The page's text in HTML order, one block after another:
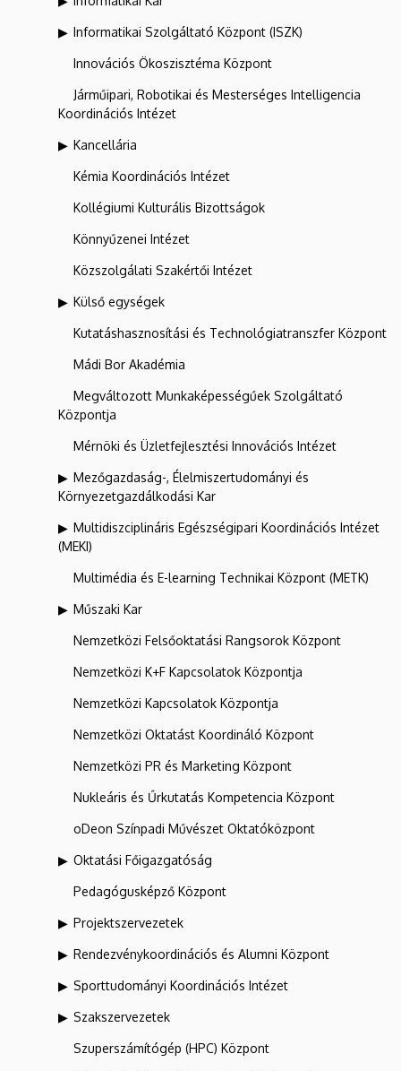
Informatikai Szolgáltató Központ (ISZK)
Innovációs Ökoszisztéma Központ
Járműipari, Robotikai és Mesterséges Intelligencia
Koordinációs Intézet
Kancellária
Kémia Koordinációs Intézet
Kollégiumi Kulturális Bizottságok
Könnyűzenei Intézet
Közszolgálati Szakértői Intézet
Külső egységek
Kutatáshasznosítási és Technológiatranszfer Központ
Mádi Bor Akadémia
Megváltozott Munkaképességűek Szolgáltató
Központja
Mérnöki és Üzletfejlesztési Innovációs Intézet
Mezőgazdaság-, Élelmiszertudományi és
Környezetgazdálkodási Kar
Multidiszciplináris Egészségipari Koordinációs Intézet
(MEKI)
Multimédia és E-learning Technikai Központ (METK)
Műszaki Kar
Nemzetközi Felsőoktatási Rangsorok Központ
Nemzetközi K+F Kapcsolatok Központja
Nemzetközi Kapcsolatok Központja
Nemzetközi Oktatást Koordináló Központ
Nemzetközi PR és Marketing Központ
Nukleáris és Űrkutatás Kompetencia Központ
oDeon Színpadi Művészet Oktatóközpont
Oktatási Főigazgatóság
Pedagógusképző Központ
Projektszervezetek
Rendezvénykoordinációs és Alumni Központ
Sporttudományi Koordinációs Intézet
Szakszervezetek
Szuperszámítógép (HPC) Központ